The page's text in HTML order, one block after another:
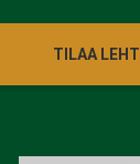
TILAA LEHTI